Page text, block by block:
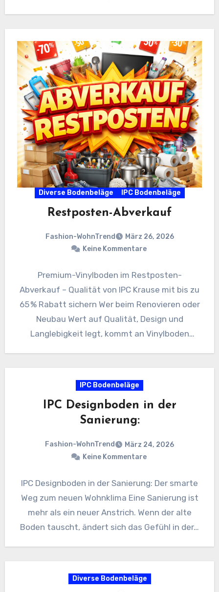
Diverse Bodenbeläge IPC Bodenbeläge
Restposten-Abverkauf
Fashion-WohnTrend
März 26, 2026
Keine Kommentare
Premium-Vinylboden im Restposten-
Abverkauf – Qualität von IPC Krause mit bis zu
65 % Rabatt sichern Wer beim Renovieren oder
Neubau Wert auf Qualität, Design und
Langlebigkeit legt, kommt an Vinylboden
IPC Bodenbeläge
IPC Designboden in der
Sanierung:
Fashion-WohnTrend
März 24, 2026
Keine Kommentare
IPC Designboden in der Sanierung: Der smarte
Weg zum neuen Wohnklima Eine Sanierung ist
mehr als ein neuer Anstrich. Wenn der alte
Boden tauscht, ändert sich das Gefühl in der…
Diverse Bodenbeläge